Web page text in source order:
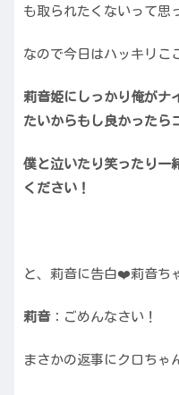
も取られたくないって思
なので今日はハッキリこ
莉音姫にしっかり俺がナ
たいからもし良かったら
僕と泣いたり笑ったり一
ください！
と、莉音に告白❤️莉音ち
莉音：ごめんなさい！
まさかの返事にクロちゃ